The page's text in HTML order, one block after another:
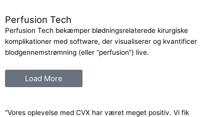
Perfusion Tech
Perfusion Tech bekæmper blødningsrelaterede kirurgiske
komplikationer med software, der visualiserer og kvantificer
blodgennemstrømning (eller “perfusion”) live.
Load More
“Vores oplevelse med CVX har været meget positiv. Vi fik